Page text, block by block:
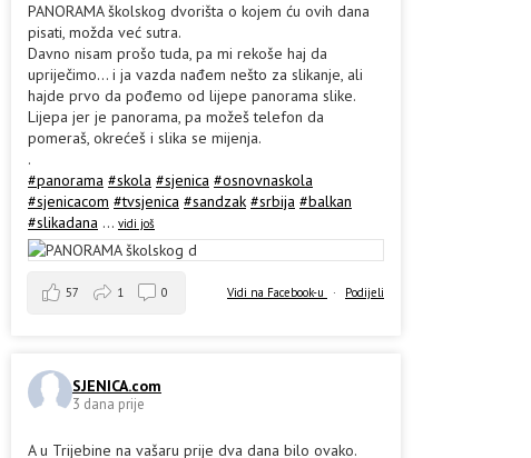
PANORAMA školskog dvorišta o kojem ću ovih dana
pisati, možda već sutra.
Davno nisam prošo tuda, pa mi rekoše haj da
upriječimo... i ja vazda nađem nešto za slikanje, ali
hajde prvo da pođemo od lijepe panorama slike.
Lijepa jer je panorama, pa možeš telefon da
pomeraš, okrećeš i slika se mijenja.
.
#panorama #skola #sjenica #osnovnaskola
#sjenicacom #tvsjenica #sandzak #srbija #balkan
#slikadana ... vidi još
Vidi na Facebook-u · Podijeli
57 1 0
SJENICA.com
3 dana prije
A u Trijebine na vašaru prije dva dana bilo ovako.